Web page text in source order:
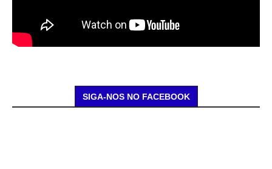
SIGA-NOS NO FACEBOOK